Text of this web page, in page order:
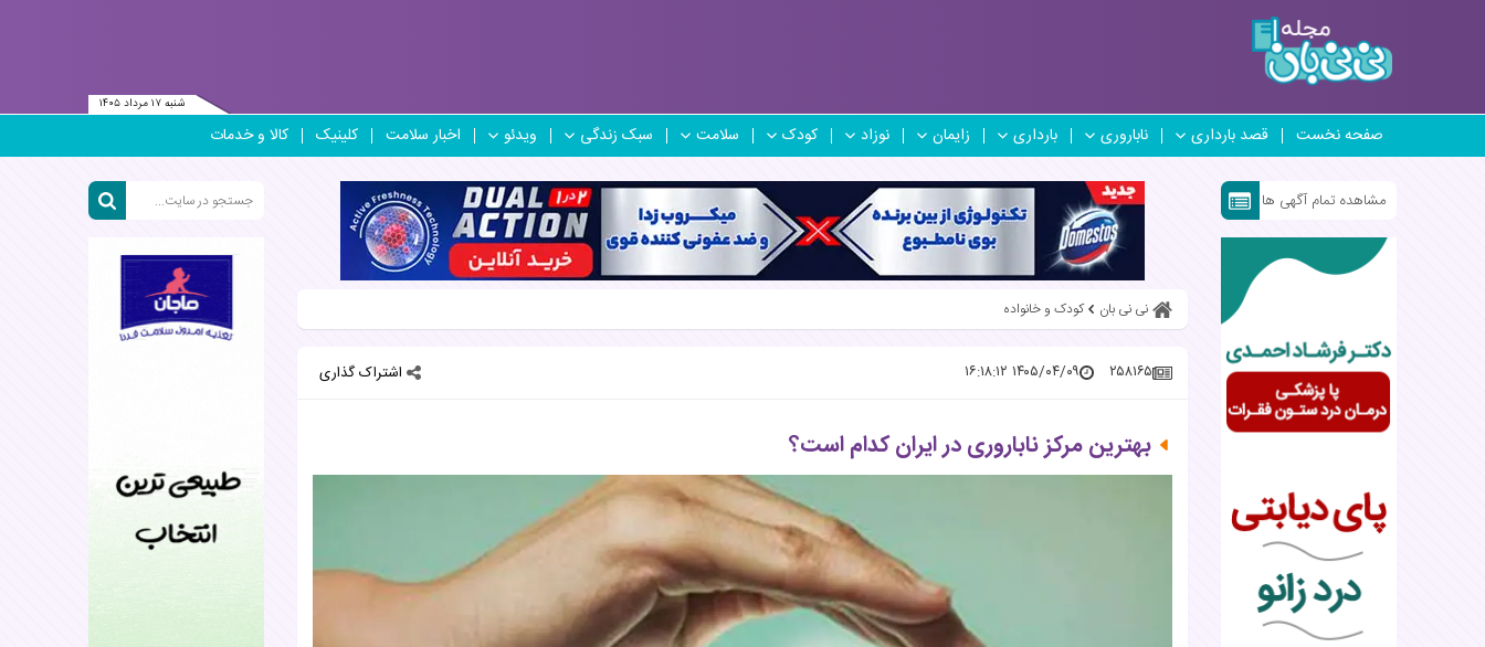
شنبه ۱۷ مرداد ۱۴۰۵
صفحه نخست قصد بارداری ناباروری بارداری زایمان نوزاد کودک سلامت سبک زندگی ویدئو اخبار سلامت کلینیک کالا و خدمات
مشاهده تمام آگهی ها
نی نی بان کودک و خانواده
۲۵۸۱۶۵ ۱۴۰۵/۰۴/۰۹ ۱۶:۱۸:۱۲ اشتراک گذاری
بهترین مرکز ناباروری در ایران کدام است؟